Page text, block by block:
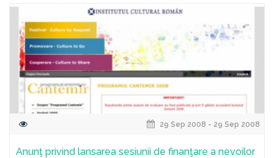
29 Sep 2008 - 29 Sep 2008
Anunţ privind lansarea sesiunii de finanţare a nevoilor